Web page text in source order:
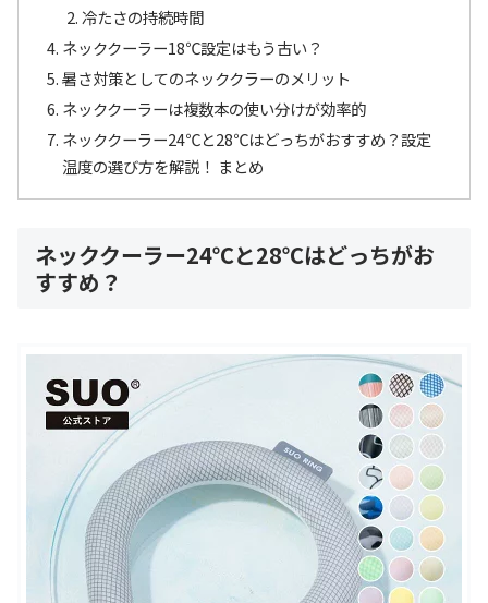
冷たさの持続時間
ネッククーラー18℃設定はもう古い？
暑さ対策としてのネッククラーのメリット
ネッククーラーは複数本の使い分けが効率的
ネッククーラー24℃と28℃はどっちがおすすめ？設定
温度の選び方を解説！ まとめ
ネッククーラー24℃と28℃はどっちがお
すすめ？